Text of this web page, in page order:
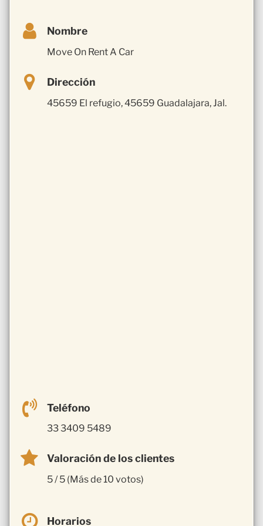
Nombre
Move On Rent A Car
Dirección
45659 El refugio, 45659 Guadalajara, Jal.
Teléfono
33 3409 5489
Valoración de los clientes
5 / 5 (Más de 10 votos)
Horarios